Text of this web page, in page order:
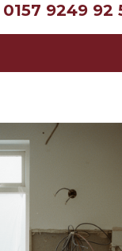
0157 9249 92